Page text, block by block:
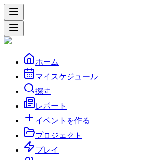
ホーム
マイスケジュール
探す
レポート
イベントを作る
プロジェクト
プレイ